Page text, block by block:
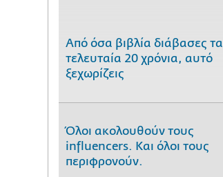
Από όσα βιβλία διάβασες τα
τελευταία 20 χρόνια, αυτό
ξεχωρίζεις
Όλοι ακολουθούν τους
influencers. Και όλοι τους
περιφρονούν.